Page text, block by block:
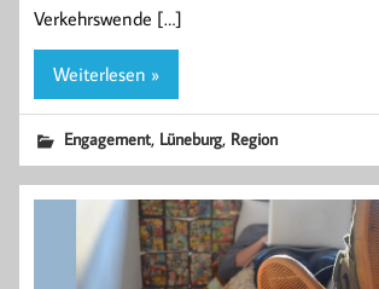
Verkehrswende […]
Weiterlesen »
Engagement, Lüneburg, Region